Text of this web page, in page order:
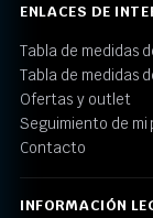
ENLACES DE
Tabla de medidas
Tabla de medidas
Ofertas y outlet
Seguimiento de mi
Contacto
INFORMACIÓN